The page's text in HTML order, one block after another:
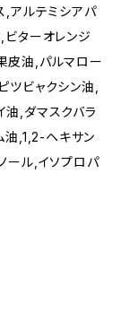
,アルテミシアパ
ビターオレンジ
皮油,パルマロー
ツビャクシン油,
油,ダマスクバラ
油,1,2-ヘキサン
ール,イソプロパ